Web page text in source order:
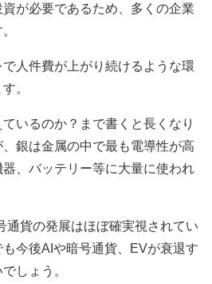
が必要であるため、多くの企業
人件費が上がり続けるような環
。
いるのか？まで書くと長くなり
銀は金属の中で最も電導性が高
、バッテリー等に大量に使われ
通貨の発展はほぼ確実視されてい
今後AIや暗号通貨、EVが衰退す
しょう。